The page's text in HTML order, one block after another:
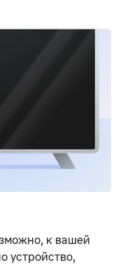
к вашей
устройство,